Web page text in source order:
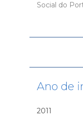
Social do
Ano de
2011